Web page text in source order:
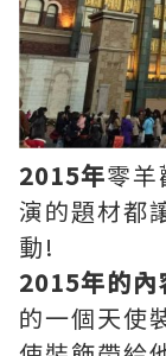
2015年零
演的題材都
動!
2015年的內
的一個天使